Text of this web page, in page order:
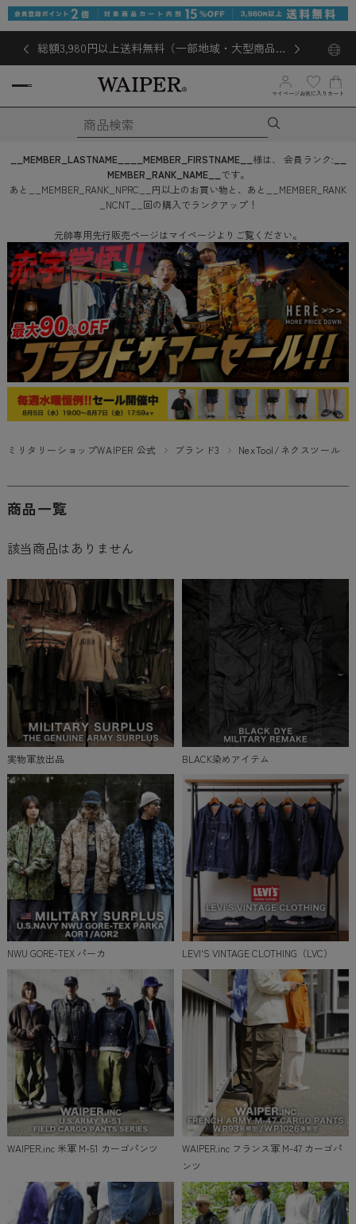
総額3,980円以上送料無料（一部地域・大型商品対
象外あり）
マイページ お気に入り カート
__MEMBER_LASTNAME__ __MEMBER_FIRSTNAME__ 様は、 会員ランク:
MEMBER_RANK_NAME__ です。
あと
__MEMBER_RANK_NPRC__ 円以上のお買い物と、あと
__MEMBER_RANK
_NCNT__ 回の購入でランクアップ！
元帥専用先行販売ページはマイページよりご覧ください。
ミリタリーショップWAIPER 公式 ブランド3 NexTool/ネクスツール
商品一覧
該当商品はありません
実物軍放出品 BLACK染めアイテム
NWU GORE-TEX パーカ LEVI'S VINTAGE CLOTHING（LVC）
WAIPER.inc 米軍 M-51 カーゴパンツ
WAIPER.inc フランス軍 M-47 カーゴパ
ンツ